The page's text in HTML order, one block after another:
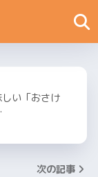
い「おさけ
次の記事